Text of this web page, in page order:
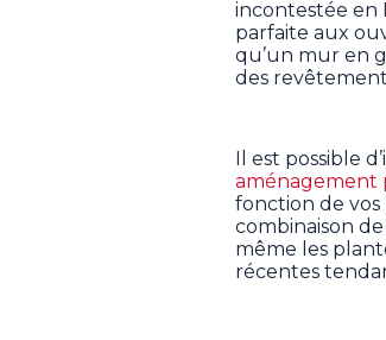
incontestée en
parfaite aux
qu’un mur en
des
Il est possible
aménagement
fonction de vos
combinaison
même les
récentes